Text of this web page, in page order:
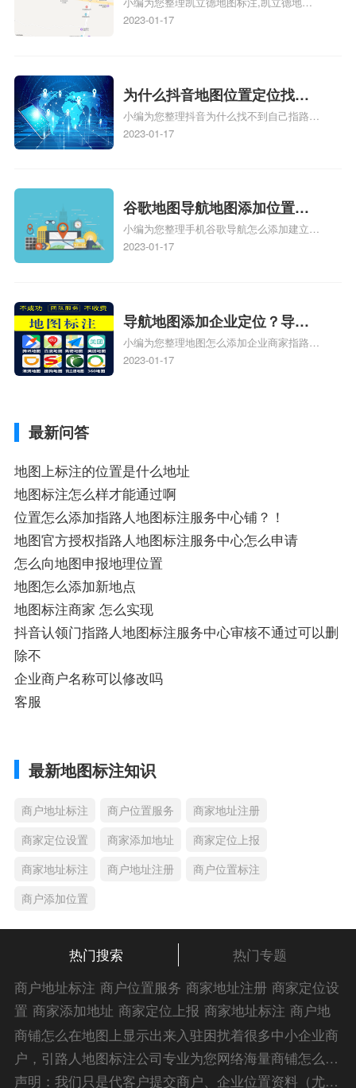
注？凯立德地图位置定位,导航,
标注？
标注怎么做啊、凯立德地图标注,凯立德地
相关地图标注知识，详情可查看下方正文！
2023-01-17
为什么抖音地图位置定位找不
到了？抖音为什么找不到当前
定位了？
小编为您整理抖音为什么找不到自己指路人
地图标注服务中心铺的位置、地图位置更新
服务中心位置、抖音突然不显示定位了相关
地图标注知识，详情可查看下方正文！
2023-01-17
谷歌地图导航地图添加位置？
添加谷歌地图导航位置？
小编为您整理手机谷歌导航怎么添加建立多
人位置、如何在地图，谷歌地图添加公司位
2023-01-17
导航地图添加企业定位？导航
定位企业？
小编为您整理地图怎么添加企业商家指路人
地图标注服务中心铺名称、地图怎么添加企
2023-01-17
最新问答
地图上标注的位置是什么地址
地图标注怎么样才能通过啊
位置怎么添加指路人地图标注服务中心铺？！
地图官方授权指路人地图标注服务中心怎么申请
怎么向地图申报地理位置
地图怎么添加新地点
地图标注商家 怎么实现
抖音认领门指路人地图标注服务中心审核不通过可以删
除不
企业商户名称可以修改吗
客服
最新地图标注知识
商户地址标注 商户位置服务
商家地址注册
商家定位设置
商家添加地址
商家定位上报
商家地址标注
商户地址注册
商户位置标注
商户添加位置
热门搜索
热门专题
商户地址标注 商户位置服务 商家地址注册 商家定位设
置 商家添加地址 商家定位上报 商家地址标注 商户地
址注册 商户位置标注 商户添加位置 商家位置服务 商
家添加位置 商户位置入驻 位置添加店名 商家位置注
册 商户位置标注服务 公司添加位置 商家添加微信定
商铺怎么在地图上显示出来入驻困扰着很多中小企业商
户，引路人地图标注公司专业为您网络海量商铺怎么在
地图上显示出来入驻解答信息，为您的企业地图标注宣
声明：我们只是代客户提交商户、企业位置资料（尤其是不会操作觉得繁琐的客户），不是地图标注平台方。所提供服务为商业有偿帮助咨询人工服务费，全程都是人工提交资料，自身并不能对第三方网站的原始内容进行编辑，请知悉。Copyright 2014-2023 zlrmaps.com